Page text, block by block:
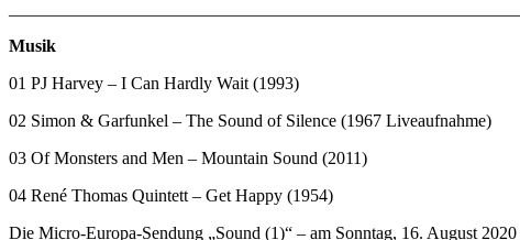
Musik
01 PJ Harvey – I Can Hardly Wait (1993)
02 Simon & Garfunkel – The Sound of Silence (1967 Liveaufnahme)
03 Of Monsters and Men – Mountain Sound (2011)
04 René Thomas Quintett – Get Happy (1954)
Die Micro-Europa-Sendung „Sound (1)“ – am Sonntag, 16. August 2020